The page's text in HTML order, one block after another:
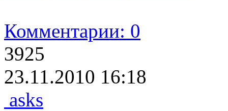
Комментарии: 0
3925
23.11.2010 16:18
asks